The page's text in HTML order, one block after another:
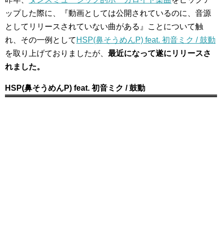
ップした際に、『動画としては公開されているのに、音源
としてリリースされていない曲がある』ことについて触
れ、その一例として HSP(鼻そうめんP) feat. 初音ミク / 鼓動
を取り上げておりましたが、 最近になって遂にリリースさ
れました。
HSP(鼻そうめんP) feat. 初音ミク / 鼓動